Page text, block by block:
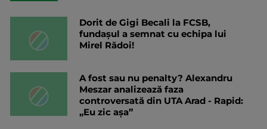
Dorit de Gigi Becali la FCSB,
fundașul a semnat cu echipa lui
Mirel Rădoi!
A fost sau nu penalty? Alexandru
Meszar analizează faza
controversată din UTA Arad - Rapid:
„Eu zic așa”